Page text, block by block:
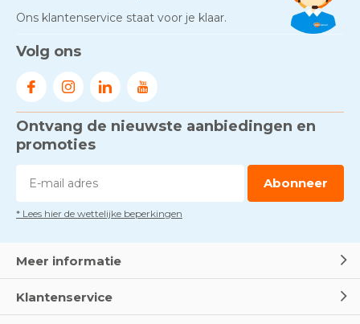
Ons klantenservice staat voor je klaar.
Volg ons
Ontvang de nieuwste aanbiedingen en
promoties
Abonneer
* Lees hier de wettelijke beperkingen
Meer informatie
Klantenservice